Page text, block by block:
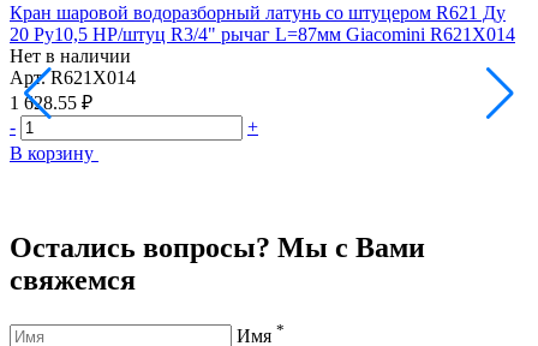
Кран шаровой водоразборный латунь со штуцером R621 Ду
20 Ру10,5 НР/штуц R3/4" рычаг L=87мм Giacomini R621X014
Нет в наличии
Арт. R621X014
1 628.55 ₽
-
+
В корзину
Остались вопросы? Мы с Вами
свяжемся
Имя *